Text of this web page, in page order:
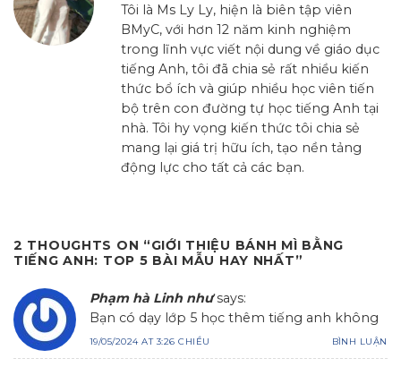
Tôi là Ms Ly Ly, hiện là biên tập viên
BMyC, với hơn 12 năm kinh nghiệm
trong lĩnh vực viết nội dung về giáo dục
tiếng Anh, tôi đã chia sẻ rất nhiều kiến
thức bổ ích và giúp nhiều học viên tiến
bộ trên con đường tự học tiếng Anh tại
nhà. Tôi hy vọng kiến thức tôi chia sẻ
mang lại giá trị hữu ích, tạo nền tảng
động lực cho tất cả các bạn.
2 THOUGHTS ON “GIỚI THIỆU BÁNH MÌ BẰNG
TIẾNG ANH: TOP 5 BÀI MẪU HAY NHẤT”
Phạm hà Linh như says:
Bạn có dạy lớp 5 học thêm tiếng anh không
19/05/2024 AT 3:26 CHIỀU BÌNH LUẬN